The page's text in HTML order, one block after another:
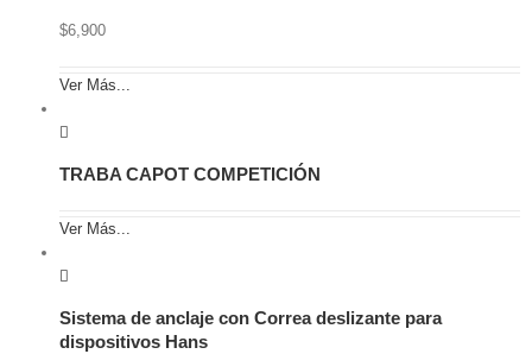
$6,900
Ver Más...
TRABA CAPOT COMPETICIÓN
Ver Más...
Sistema de anclaje con Correa deslizante para
dispositivos Hans